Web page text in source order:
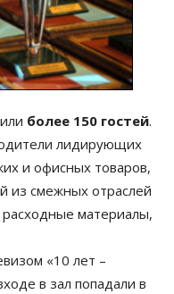
более 150 гостей.
лидирующих
и офисных товаров,
из смежных отраслей
материалы,
«10 лет –
в зал попадали в